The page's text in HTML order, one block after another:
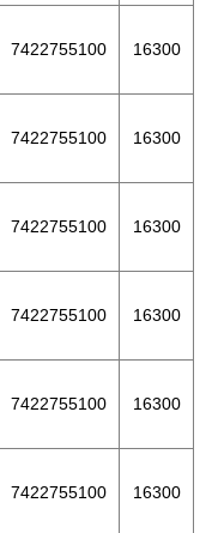
7422755100 16300
7422755100 16300
7422755100 16300
7422755100 16300
7422755100 16300
7422755100 16300